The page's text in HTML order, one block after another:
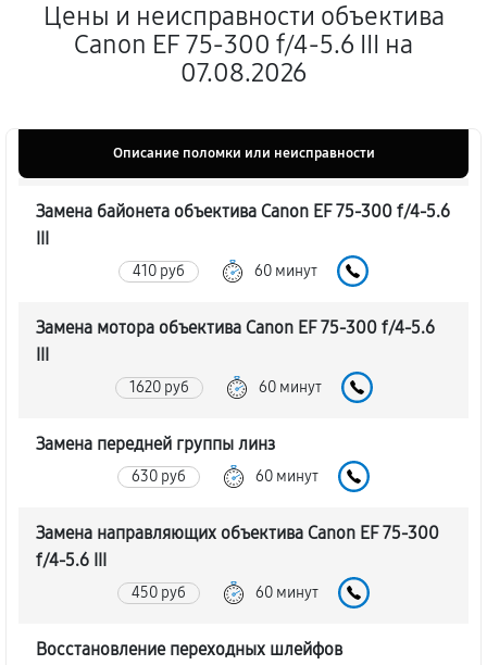
Цены и неисправности объектива
Canon EF 75-300 f/4-5.6 III на
07.08.2026
Описание поломки или неисправности
Замена байонета объектива Canon EF 75-300 f/4-5.6
III
410 руб 60 минут
Замена мотора объектива Canon EF 75-300 f/4-5.6
III
1620 руб 60 минут
Замена передней группы линз
630 руб 60 минут
Замена направляющих объектива Canon EF 75-300
f/4-5.6 III
450 руб 60 минут
Восстановление переходных шлейфов